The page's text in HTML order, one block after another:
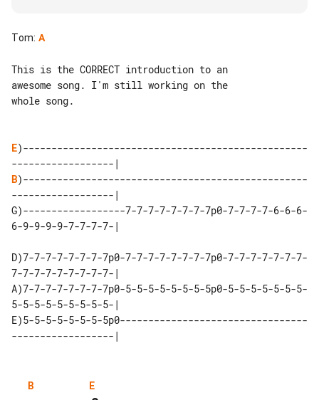
Tom: A
This is the CORRECT introduction to an
awesome song. I'm still working on the
whole song.
E)--------------------------------------------------
B)--------------------------------------------------
------------------|
G)------------------7-7-7-7-7-7-7-7p0-7-7-7-7-6-6-6-
6-9-9-9-9-7-7-7-7-|
D)7-7-7-7-7-7-7-7p0-7-7-7-7-7-7-7-7p0-7-7-7-7-7-7-7-
7-7-7-7-7-7-7-7-7-|
A)7-7-7-7-7-7-7-7p0-5-5-5-5-5-5-5-5p0-5-5-5-5-5-5-5-
5-5-5-5-5-5-5-5-5-|
E)5-5-5-5-5-5-5-5p0---------------------------------
B E